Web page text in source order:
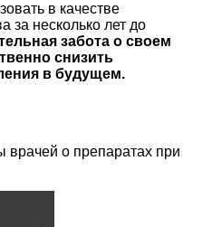
в качестве
за несколько лет до
забота о своем
снизить
в будущем.
о препаратах при